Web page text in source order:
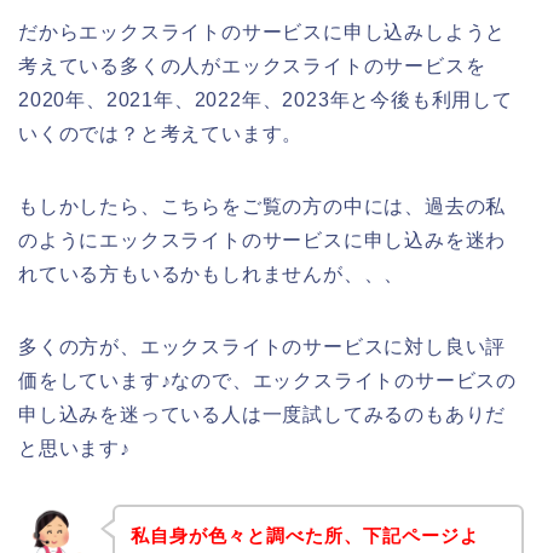
だからエックスライトのサービスに申し込みしようと
考えている多くの人がエックスライトのサービスを
2020年、2021年、2022年、2023年と今後も利用して
いくのでは？と考えています。
もしかしたら、こちらをご覧の方の中には、過去の私
のようにエックスライトのサービスに申し込みを迷わ
れている方もいるかもしれませんが、、、
多くの方が、エックスライトのサービスに対し良い評
価をしています♪なので、エックスライトのサービスの
申し込みを迷っている人は一度試してみるのもありだ
と思います♪
私自身が色々と調べた所、下記ページよ